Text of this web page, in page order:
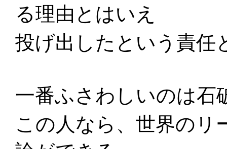
る理由とはいえ
投げ出したという責任
一番ふさわしいのは石
この人なら、世界のリ